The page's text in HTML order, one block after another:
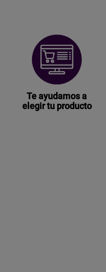
Te ayudamos a
elegir tu producto